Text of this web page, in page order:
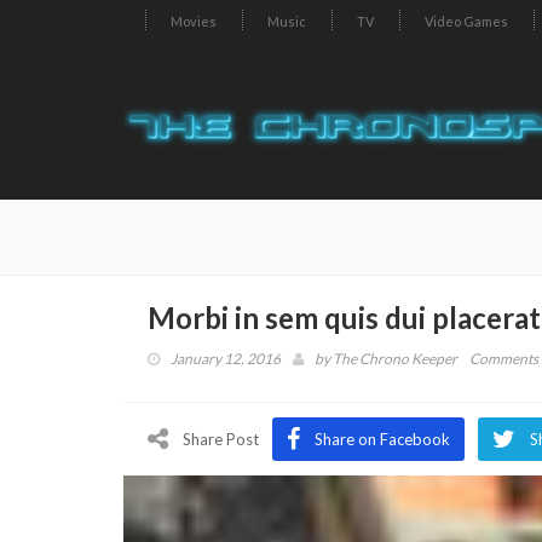
Movies Music TV Video Games
Morbi in sem quis dui
January 12, 2016 by The Chrono Keeper
Share Post Share on Facebook